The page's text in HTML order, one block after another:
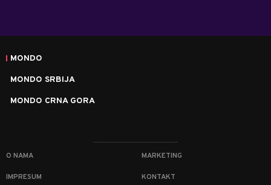
MONDO
MONDO SRBIJA
MONDO CRNA GORA
O NAMA MARKETING
IMPRESUM KONTAKT